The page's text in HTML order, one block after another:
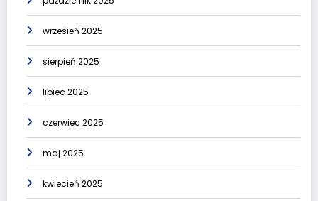
wrzesień 2025
sierpień 2025
lipiec 2025
czerwiec 2025
maj 2025
kwiecień 2025